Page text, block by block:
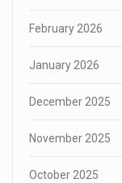
February 2026
January 2026
December 2025
November 2025
October 2025